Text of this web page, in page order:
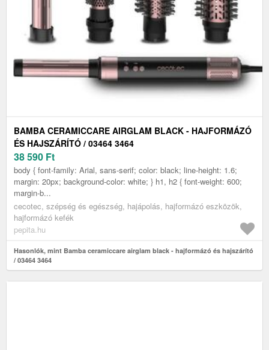
BAMBA CERAMICCARE AIRGLAM BLACK - HAJFORMÁZÓ
ÉS HAJSZÁRÍTÓ / 03464 3464
38 590 Ft
body { font-family: Arial, sans-serif; color: black; line-height: 1.6;
margin: 20px; background-color: white; } h1, h2 { font-weight: 600;
margin-b...
cecotec, szépség és egészség, hajápolás, hajformázó eszközök,
hajformázó kefék
pepita.hu
Hasonlók, mint Bamba ceramiccare airglam black - hajformázó és hajszárító
/ 03464 3464